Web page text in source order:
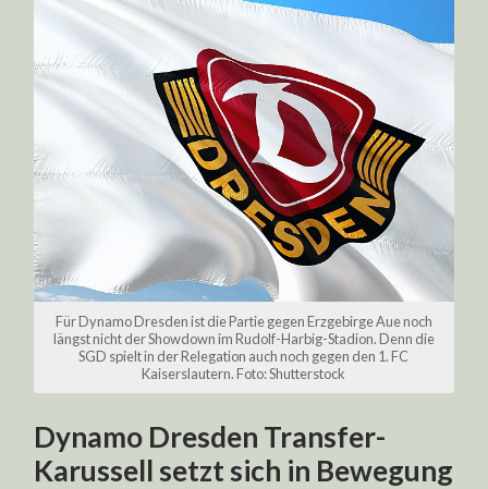
Für Dynamo Dresden ist die Partie gegen Erzgebirge Aue noch
längst nicht der Showdown im Rudolf-Harbig-Stadion. Denn die
SGD spielt in der Relegation auch noch gegen den 1. FC
Kaiserslautern. Foto: Shutterstock
Dynamo Dresden Transfer-
Karussell setzt sich in Bewegung